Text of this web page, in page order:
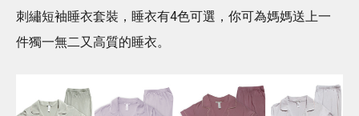
刺繡短袖睡衣套裝，睡衣有4色可選，你可為媽媽送上⼀
件獨⼀無⼆又高質的睡衣。